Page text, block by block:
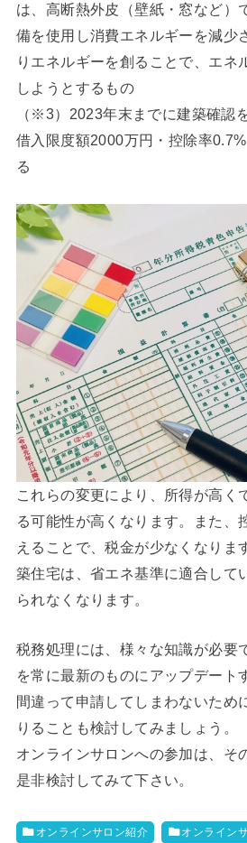
は、高断熱外皮（壁紙・窓など）
備を使用し消費エネルギーを減少
りエネルギーを創ることで、エネ
しようとするもの
（※3）2023年末までに建築確認
借入限度額2000万円・控除率
る
これらの変更により、所得が高く
る可能性が高くなります。また、
えることで、税金が少なくなりま
築住宅は、省エネ基準に適合して
られなくなります。
税務処理には、様々な知識が必要
を常に最新のものにアップデート
間違って申請してしまわないため
りることも検討してみましょう。
オンラインサロンへの参加は、そ
是非検討してみて下さい。
オンラインサロン紹介 オンライン